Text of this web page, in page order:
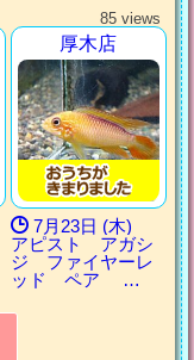
85 views
厚木店
7月23日 (木)
アピスト アガシ
ジ ファイヤーレ
ッド ペア …